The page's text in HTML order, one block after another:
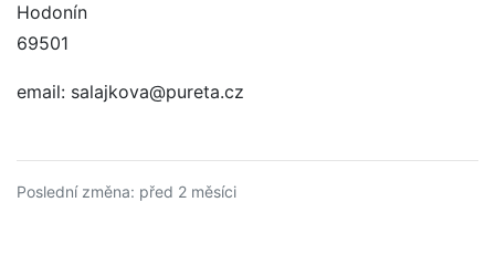
Hodonín
69501
email: salajkova@pureta.cz
Poslední změna: před 2 měsíci